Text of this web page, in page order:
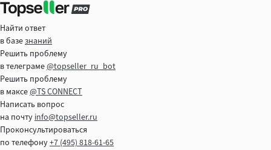
Найти ответ
в базезнаний
Решить проблему
в телеграме@topseller_ru_bot
Решить проблему
в максе@TS CONNECT
Написать вопрос
на почтуinfo@topseller.ru
Проконсультироваться
по телефону+7 (495) 818-61-65